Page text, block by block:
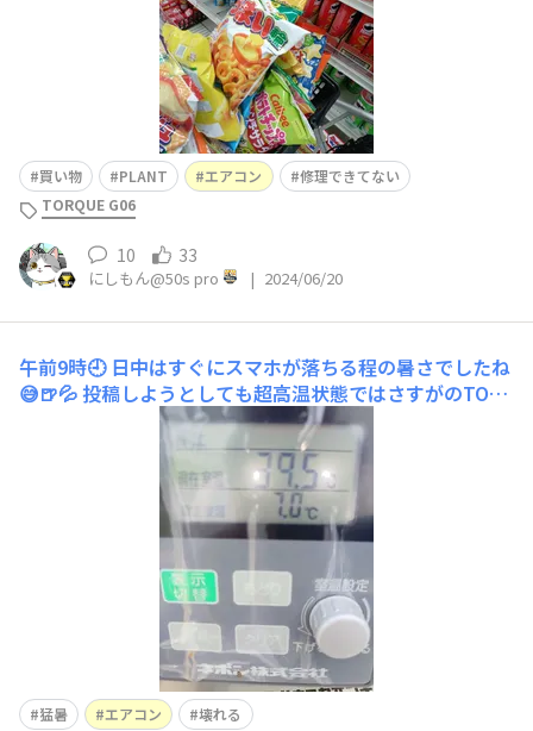
買い物 PLANT エアコン
修理できてない
TORQUE G06
10 33
にしもん@50s pro | 2024/06/20
午前9時🕘 日中はすぐにスマホが落ちる程の暑さでしたね
😅🍺💦 投稿しようとしても超高温状態ではさすがのTOR
QUEでも物理的に無理でした、、、 夕方まで待ってから
の投稿です😀✨ もうインフルエンザ的な高温ですね😱
💦 多分日中は40度は超えてると思いますよ😱💦&
猛暑 エアコン
壊れる